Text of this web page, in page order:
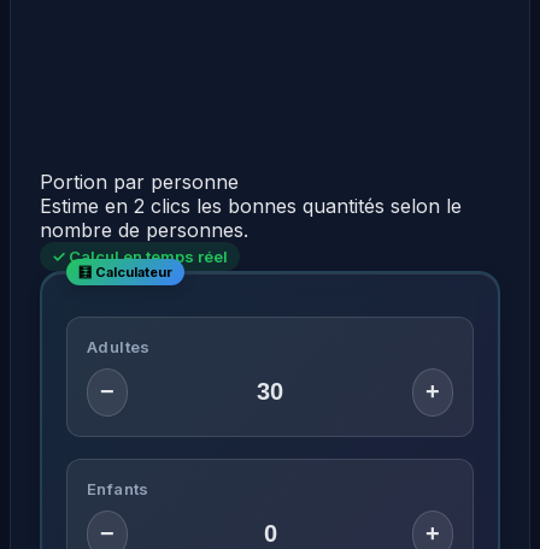
Portion par personne
Estime en 2 clics les bonnes quantités selon le
nombre de personnes.
✓ Calcul en temps réel
Adultes
− +
Enfants
− +